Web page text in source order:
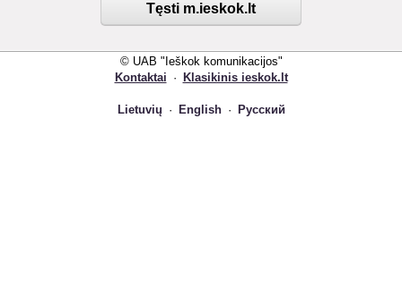
Tęsti m.ieskok.lt
© UAB "Ieškok komunikacijos"
Kontaktai · Klasikinis ieskok.lt
Lietuvių · English · Русский